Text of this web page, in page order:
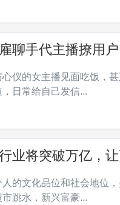
聊手代主播撩用户
仪的女主播见面吃饭，
日常给自己发信...
业将突破万亿，
的文化品位和社会地位
跳水，新兴富豪...